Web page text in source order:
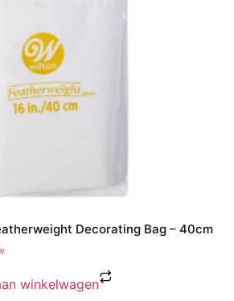
Decorating Bag – 40cm
winkelwagen